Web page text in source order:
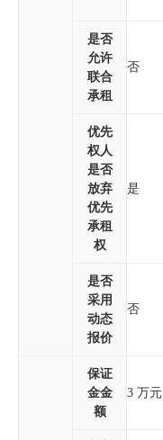
是否
允许
联合
承租
否
优先
权人
是否
放弃
优先
承租
权
是
是否
采用
动态
报价
否
保证
金金
额
3 万元